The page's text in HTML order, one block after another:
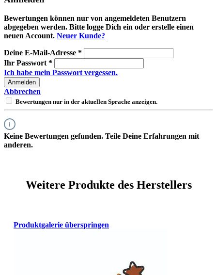
Bewertungen können nur von angemeldeten Benutzern
abgegeben werden. Bitte logge Dich ein oder erstelle einen
neuen Account. Neuer Kunde?
Deine E-Mail-Adresse *
Ihr Passwort *
Ich habe mein Passwort vergessen.
Anmelden
Abbrechen
Bewertungen nur in der aktuellen Sprache anzeigen.
Keine Bewertungen gefunden. Teile Deine Erfahrungen mit
anderen.
Weitere Produkte des Herstellers
Produktgalerie überspringen